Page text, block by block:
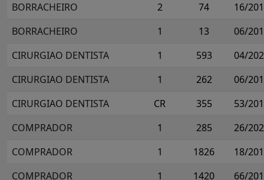
BORRACHEIRO
2 74
16/
BORRACHEIRO
1 13
06/
CIRURGIAO DENTISTA
1 593
04/
CIRURGIAO DENTISTA
1 262
06/
CIRURGIAO DENTISTA
CR 355
53/
COMPRADOR
1 285
26/
COMPRADOR
1 1826
18/
COMPRADOR
1 1420
66/